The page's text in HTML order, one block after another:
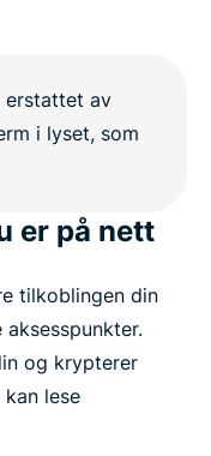
er på nett
tilkoblingen din
og krypterer
lese